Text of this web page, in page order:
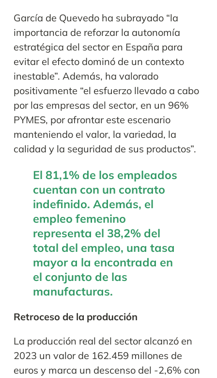
García de Quevedo ha subrayado “la
importancia de reforzar la autonomía
estratégica del sector en España para
evitar el efecto dominó de un contexto
inestable”. Además, ha valorado
positivamente “el esfuerzo llevado a cabo
por las empresas del sector, en un 96%
PYMES, por afrontar este escenario
manteniendo el valor, la variedad, la
calidad y la seguridad de sus productos”.
El 81,1% de los empleados
cuentan con un contrato
indefinido. Además, el
empleo femenino
representa el 38,2% del
total del empleo, una tasa
mayor a la encontrada en
el conjunto de las
manufacturas.
Retroceso de la producción
La producción real del sector alcanzó en
2023 un valor de 162.459 millones de
euros y marca un descenso del -2,6% con